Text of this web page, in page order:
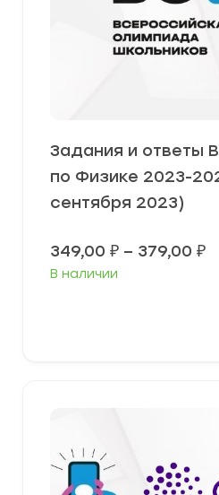
Задания и ответы
по Физике 2023-
сентября 2023)
349,00 ₽ – 379,00 ₽
В наличии